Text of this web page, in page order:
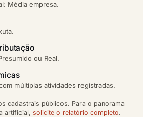
Média empresa.
ou Real.
múltiplas atividades registradas.
cadastrais públicos. Para o panorama
artificial, solicite o relatório completo.